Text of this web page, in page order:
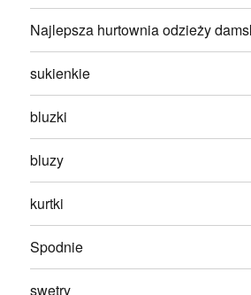
Najlepsza hurtownia odzieży
sukienkie
bluzki
bluzy
kurtki
Spodnie
swetry